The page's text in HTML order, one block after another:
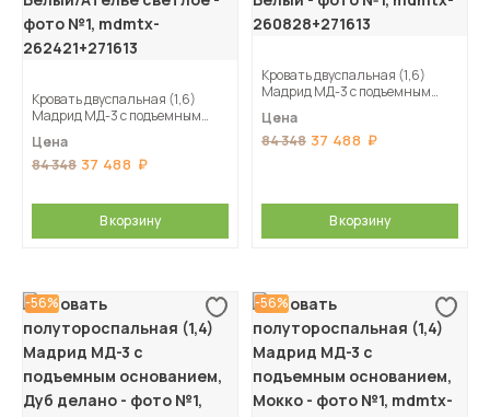
Кровать двуспальная (1,6)
Мадрид МД-3 с подъемным
светлое
Цена
84 348 37 488
В корзину
Кровать двуспальная (1,6)
Мадрид МД-3 с подъемным
Цена
84 348 37 488
В корзину
-56% -56%